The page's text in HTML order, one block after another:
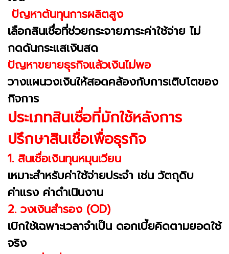
ปัญหาต้นทุนการผลิตสูง
เลือกสินเชื่อที่ช่วยกระจายภาระค่าใช้จ่าย ไม่
กดดันกระแสเงินสด
ปัญหาขยายธุรกิจแล้วเงินไม่พอ
วางแผนวงเงินให้สอดคล้องกับการเติบโตของ
กิจการ
ประเภทสินเชื่อที่มักใช้หลังการ
ปรึกษาสินเชื่อเพื่อธุรกิจ
1. สินเชื่อเงินทุนหมุนเวียน
เหมาะสำหรับค่าใช้จ่ายประจำ เช่น วัตถุดิบ
ค่าแรง ค่าดำเนินงาน
2. วงเงินสำรอง (OD)
เบิกใช้เฉพาะเวลาจำเป็น ดอกเบี้ยคิดตามยอดใช้
จริง